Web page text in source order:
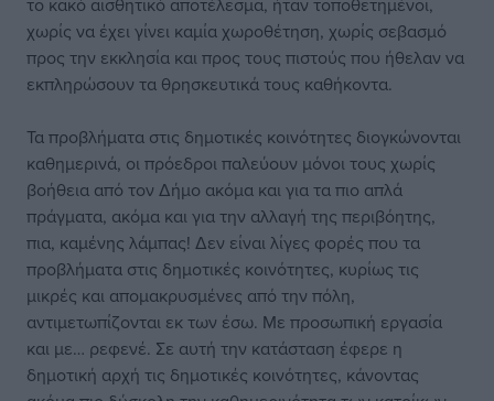
χωρίς να έχει γίνει καμία χωροθέτηση, χωρίς σεβασμό
προς την εκκλησία και προς τους πιστούς που ήθελαν να
εκπληρώσουν τα θρησκευτικά τους καθήκοντα.
Τα προβλήματα στις δημοτικές κοινότητες διογκώνονται
καθημερινά, οι πρόεδροι παλεύουν μόνοι τους χωρίς
βοήθεια από τον Δήμο ακόμα και για τα πιο απλά
πράγματα, ακόμα και για την αλλαγή της περιβόητης,
πια, καμένης λάμπας! Δεν είναι λίγες φορές που τα
προβλήματα στις δημοτικές κοινότητες, κυρίως τις
μικρές και απομακρυσμένες από την πόλη,
αντιμετωπίζονται εκ των έσω. Με προσωπική εργασία
και με… ρεφενέ. Σε αυτή την κατάσταση έφερε η
δημοτική αρχή τις δημοτικές κοινότητες, κάνοντας